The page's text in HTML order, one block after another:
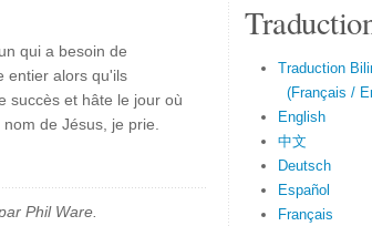
qui a besoin de
entier alors qu'ils
succès et hâte le jour où
de Jésus, je prie.
Phil Ware.
Traduction
(Français /
English
中文
Deutsch
Español
Français